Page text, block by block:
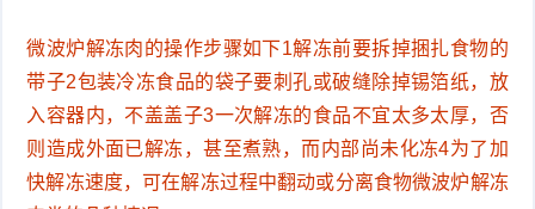
微波炉解冻肉的操作步骤如下1解冻前要拆掉捆扎食物的
带子2包装冷冻食品的袋子要刺孔或破缝除掉锡箔纸，放
入容器内，不盖盖子3一次解冻的食品不宜太多太厚，否
则造成外面已解冻，甚至煮熟，而内部尚未化冻4为了加
快解冻速度，可在解冻过程中翻动或分离食物微波炉解冻